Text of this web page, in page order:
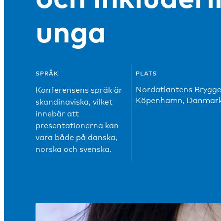
unga
SPRÅK
Konferensens språk är
skandinaviska, vilket
innebär att
presentationerna kan
vara både på danska,
norska och svenska.
PLATS
Nordatlantens
Köpenhamn,